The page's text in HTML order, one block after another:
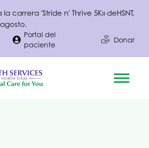
la carrera 'Stride n' Thrive 5K» deHSNT,
Portal del
paciente
Donar